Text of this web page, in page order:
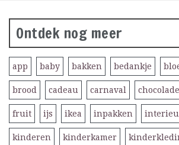
Ontdek nog meer
app baby bakken bedankje
brood cadeau carnaval chocolade
fruit ijs ikea inpakken
kinderen kinderkamer